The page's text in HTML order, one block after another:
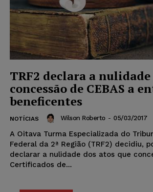
TRF2 declara a
concessão de CEBAS a
beneficentes
NOTÍCIAS Wilson Roberto - 05/03/2017
A Oitava Turma Especializada do
Federal da 2ª Região (TRF2) decidiu,
declarar a nulidade dos atos que
Certificados de...